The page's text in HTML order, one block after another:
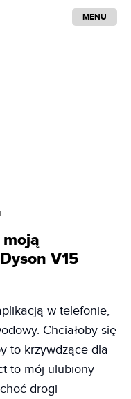
MENU
V15
w telefonie,
Chciałoby się
to krzywdzące dla
to mój ulubiony
drogi